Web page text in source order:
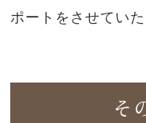
ポートをさせていた
そ